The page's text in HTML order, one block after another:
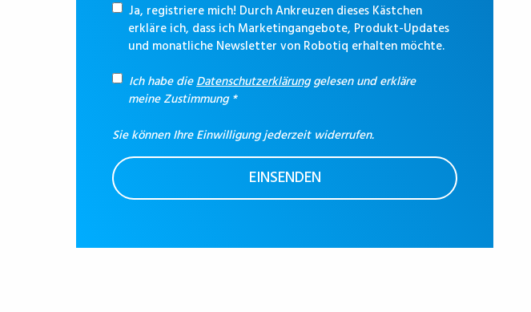
Ja, registriere mich! Durch Ankreuzen dieses Kästchen
erkläre ich, dass ich Marketingangebote, Produkt-Updates
und monatliche Newsletter von Robotiq erhalten möchte.
Ich habe dieDatenschutzerklärunggelesen und erkläre
meine Zustimmung*
Sie können Ihre Einwilligung jederzeit widerrufen.